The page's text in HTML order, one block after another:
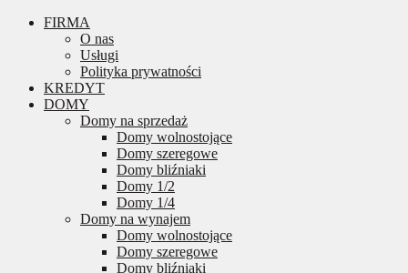
FIRMA
O nas
Usługi
Polityka prywatności
KREDYT
DOMY
Domy na sprzedaż
Domy wolnostojące
Domy szeregowe
Domy bliźniaki
Domy 1/2
Domy 1/4
Domy na wynajem
Domy wolnostojące
Domy szeregowe
Domy bliźniaki